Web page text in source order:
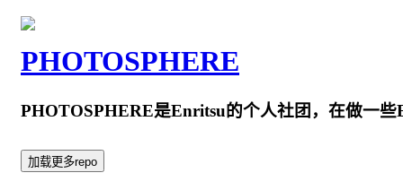
PHOTOSPHERE
PHOTOSPHERE是Enritsu的个人社团，在做一
加载更多repo